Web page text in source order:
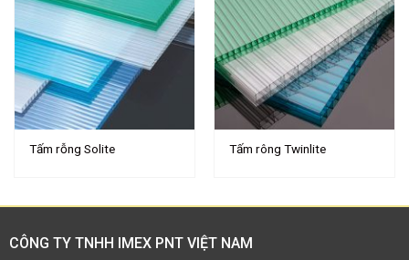
Tấm rỗng Solite Tấm rông Twinlite
CÔNG TY TNHH IMEX PNT VIỆT NAM